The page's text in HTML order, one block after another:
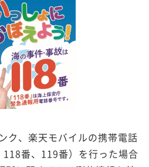
ク、楽天モバイルの携帯電話
番、119番）を行った場合